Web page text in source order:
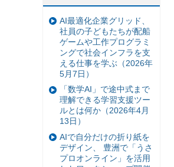
AI最適化企業グリッド、
社員の子どもたちが配船
ゲームや工作プログラミ
ングで社会インフラを支
える仕事を学ぶ（2026年
5月7日）
「数学AI」で途中式まで
理解できる学習支援ツー
ルとは何か（2026年4月
13日）
AIで自分だけの折り紙を
デザイン、 豊洲で「うさ
プロオンライン」を活用